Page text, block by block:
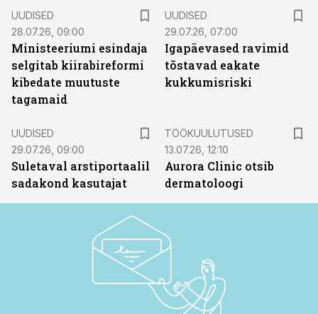
UUDISED
28.07.26, 09:00
Ministeeriumi esindaja
selgitab kiirabireformi
kibedate muutuste
tagamaid
UUDISED
29.07.26, 07:00
Igapäevased ravimid
tõstavad eakate
kukkumisriski
UUDISED
29.07.26, 09:00
Suletaval arstiportaalil
sadakond kasutajat
TÖÖKUULUTUSED
13.07.26, 12:10
Aurora Clinic otsib
dermatoloogi